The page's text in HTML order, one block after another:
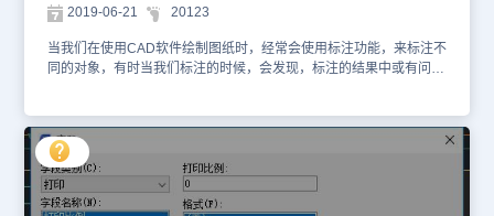
2019-06-21 20123
当我们在使用CAD软件绘制图纸时，经常会使用标注功能，来标注不
同的对象，有时当我们标注的时候，会发现，标注的结果中或有问号
式的问题，别人的电脑里面有的字体自己所用的电脑并没有就会出现
这种问题。 第一种解决方法我们可以点击有问号的标注，“ctrl+1”弹
出属性框，然后修改里面的文字样式为自己所用默认的样式。 或者
输入命令符“ST”进入文字样式面板，将文字修改为默认标准模式，或
者修改字体为电脑里有的宋体等。 然后，如果经常会出现这种问